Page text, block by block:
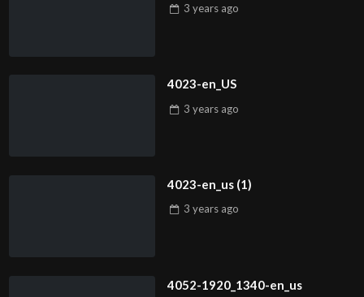
3 years ago
4023-en_US
3 years ago
4023-en_us (1)
3 years ago
4052-1920_1340-en_us